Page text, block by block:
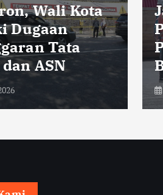
Pasokan Listrik,
UP3
Petugas Yantek
August 7, 2026